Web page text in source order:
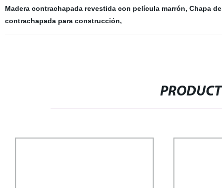
Madera contrachapada revestida con película marrón, Chapa
contrachapada para construcción,